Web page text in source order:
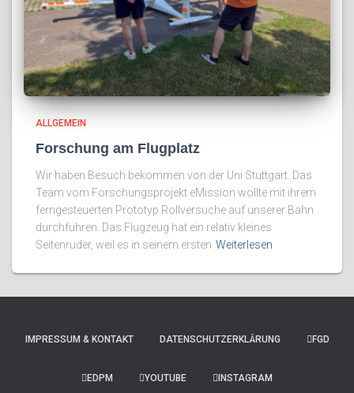
ALLGEMEIN
Forschung am Flugplatz
Wir haben Besuch bekommen von der Uni Stuttgart. Das
Team vom Forschungsprojekt eMission wollte mit ihrem
ferngesteuerten Prototyp Rollversuche auf unserer Bahn
durchführen. Das Flugzeug hat ein relativ kleines
Seitenruder, weil es in seinem ersten Weiterlesen
IMPRESSUM & KONTAKT DATENSCHUTZERKLÄRUNG FGD
EDPM YOUTUBE INSTAGRAM